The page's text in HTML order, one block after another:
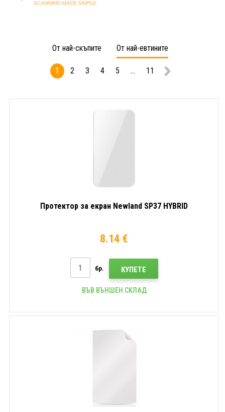
От най-скъпите От най-евтините
1 2 3 4 5 ... 11
Протектор за екран Newland SP37 HYBRID
8.14 €
бр. КУПЕТЕ
ВЪВ ВЪНШЕН СКЛАД